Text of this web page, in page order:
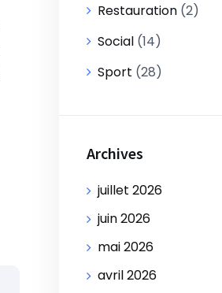
Restauration (2)
Social (14)
Sport (28)
Archives
juillet 2026
juin 2026
mai 2026
avril 2026